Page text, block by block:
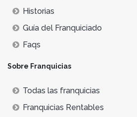
Historias
Guía del Franquiciado
Faqs
Sobre Franquicias
Todas las franquicias
Franquicias Rentables